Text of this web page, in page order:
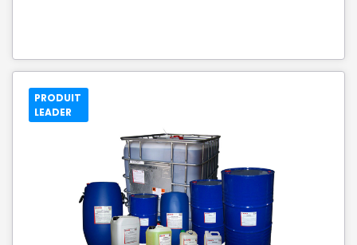
PRODUIT
LEADER